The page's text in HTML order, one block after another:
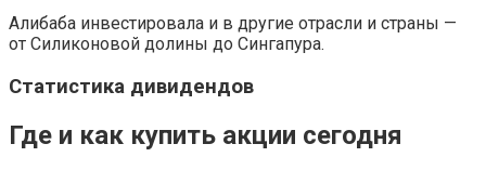
Алибаба инвестировала и в другие отрасли и страны —
от Силиконовой долины до Сингапура.
Статистика дивидендов
Где и как купить акции сегодня